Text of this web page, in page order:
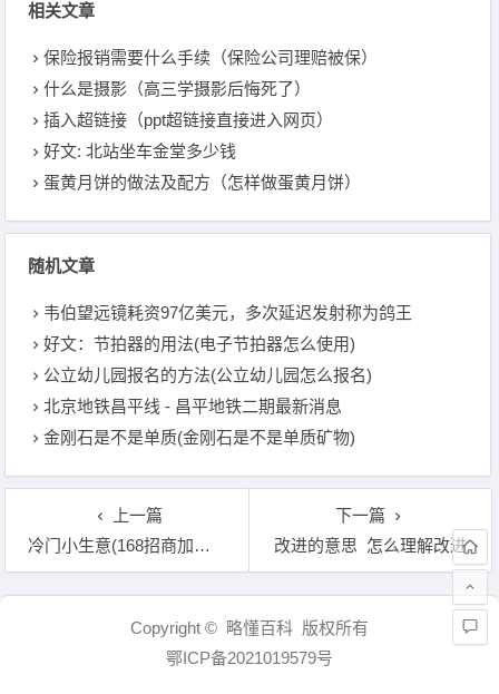
相关文章
保险报销需要什么手续（保险公司理赔被保）
什么是摄影（高三学摄影后悔死了）
插入超链接（ppt超链接直接进入网页）
好文: 北站坐车金堂多少钱
蛋黄月饼的做法及配方（怎样做蛋黄月饼）
随机文章
韦伯望远镜耗资97亿美元，多次延迟发射称为鸽王
好文：节拍器的用法(电子节拍器怎么使用)
公立幼儿园报名的方法(公立幼儿园怎么报名)
北京地铁昌平线 - 昌平地铁二期最新消息
金刚石是不是单质(金刚石是不是单质矿物)
上一篇
冷门小生意(168招商加盟网)
下一篇
改进的意思 怎么理解改进
文章导航
Copyright © 略懂百科 版权所有
鄂ICP备2021019579号